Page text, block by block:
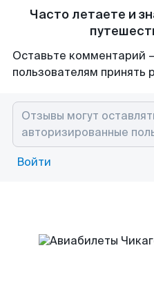
Часто летаете и
Оставьте комментарий
пользователям принять
Войти